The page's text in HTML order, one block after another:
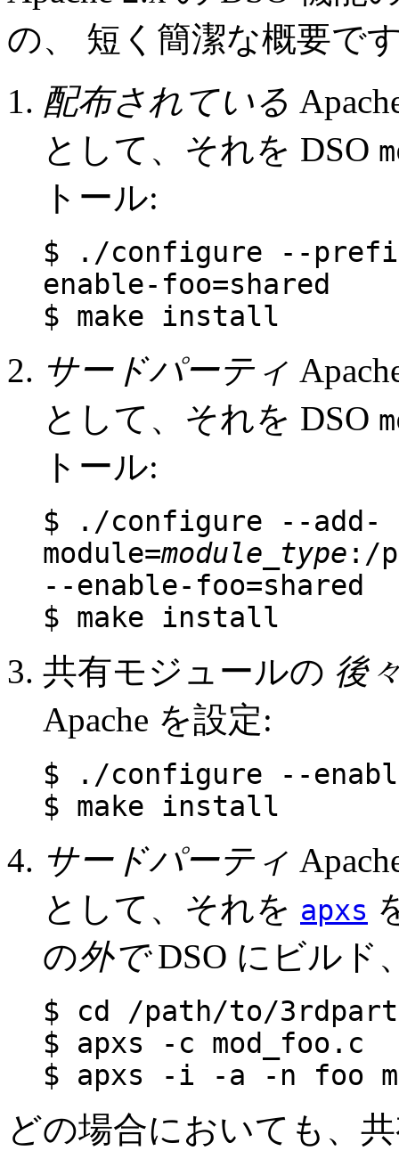
の、 短く簡潔な概要で
配布されている
として、それを DSO
トール:
$ ./configure --
enable-foo=shared
$ make install
サードパーティ
として、それを DSO
トール:
$ ./configure --add-
module=module_type :/
--enable-foo=shared
$ make install
共有モジュールの 後
Apache を設定:
$ ./configure --
$ make install
サードパーティ
として、それを apxs
の外でDSO にビルド
$ cd /path/to/
$ apxs -c mod_foo.c
$ apxs -i -a -n foo
どの場合においても、